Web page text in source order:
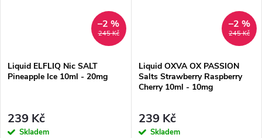
245 Kč
–2 %
Liquid ELFLIQ Nic SALT
Pineapple Ice 10ml - 20mg
239 Kč
Skladem
245 Kč
–2 %
Liquid OXVA OX PASSION
Salts Strawberry Raspberry
Cherry 10ml - 10mg
239 Kč
Skladem